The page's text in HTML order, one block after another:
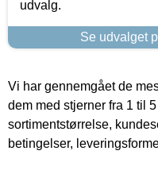
udvalg.
Se udvalget
Vi har gennemgået de
dem med stjerner fra 1 til
sortimentstørrelse,
betingelser,